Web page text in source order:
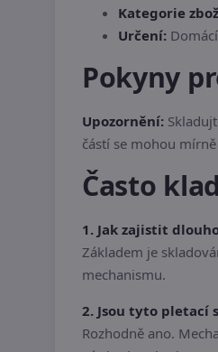
Kategorie
Určení:
Pokyny
Upozornění:
částí se mohou
Často
1. Jak zajistit
Základem je
mechanismu.
2. Jsou tyto pletací
Rozhodně ano.